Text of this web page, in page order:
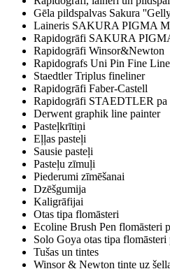
Gēla pildspalvas Sakura
Laineris SAKURA PIGMA
Rapidogrāfi SAKURA
Rapidogrāfi Winsor&Newton
Rapidografs Uni Pin Fine Line
Staedtler Triplus fineliner
Rapidogrāfi Faber-Castell
Rapidogrāfi STAEDTLER pa
Derwent graphik line painter
Pasteļkrītiņi
Eļļas pasteļi
Sausie pasteļi
Pasteļu zīmuļi
Piederumi zīmēšanai
Dzēšgumija
Kaligrāfijai
Otas tipa flomāsteri
Ecoline Brush Pen flomāsteri
Solo Goya otas tipa flomāsteri
Tušas un tintes
Winsor & Newton tinte uz